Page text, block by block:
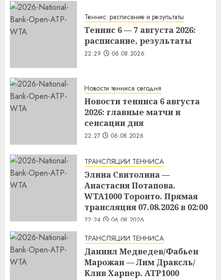
Теннис: расписание и результаты
Теннис 6 — 7 августа 2026:
расписание, результаты
22:29 06.08.2026
Новости тенниса сегодня
Новости тенниса 6 августа
2026: главные матчи и
сенсации дня
22:27 06.08.2026
ТРАНСЛЯЦИИ ТЕННИСА
Элина Свитолина —
Анастасия Потапова.
WTA1000 Торонто. Прямая
трансляция 07.08.2026 в 02:00
22:24 06.08.2026
ТРАНСЛЯЦИИ ТЕННИСА
Даниил Медведев/Фабьен
Марожан — Лим Драксль/
Клив Харпер. ATP1000